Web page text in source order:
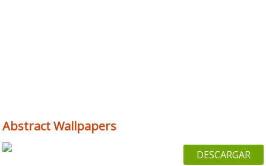
Abstract Wallpapers
DESCARGAR